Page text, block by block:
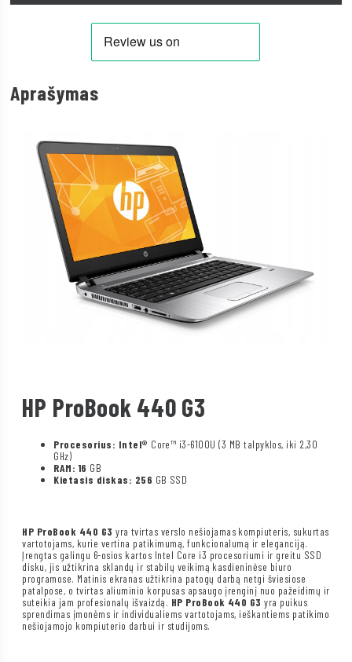
Aprašymas
HP ProBook 440 G3
Procesorius: Intel® Core™ i3-6100U (3 MB talpyklos, iki 2,30
GHz)
RAM: 16 GB
Kietasis diskas: 256 GB SSD
HP ProBook 440 G3 yra tvirtas verslo nešiojamas kompiuteris, sukurtas
vartotojams, kurie vertina patikimumą, funkcionalumą ir eleganciją.
Įrengtas galingu 6-osios kartos Intel Core i3 procesoriumi ir greitu SSD
disku, jis užtikrina sklandų ir stabilų veikimą kasdieninėse biuro
programose. Matinis ekranas užtikrina patogų darbą netgi šviesiose
patalpose, o tvirtas aliuminio korpusas apsaugo įrenginį nuo pažeidimų ir
suteikia jam profesionalų išvaizdą. HP ProBook 440 G3 yra puikus
sprendimas įmonėms ir individualiems vartotojams, ieškantiems patikimo
nešiojamojo kompiuterio darbui ir studijoms.